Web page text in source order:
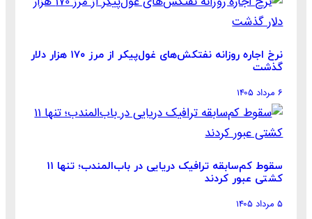
نرخ اجاره روزانه نفتکش‌های غول‌پیکر از مرز ۱۷۰ هزار دلار
گذشت
۶ مرداد ۱۴۰۵
سقوط کم‌سابقه ترافیک دریایی در باب‌المندب؛ تنها ۱۱
کشتی عبور کردند
۵ مرداد ۱۴۰۵